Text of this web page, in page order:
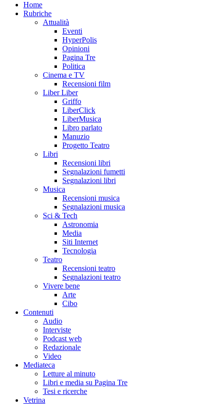
Home
Rubriche
Attualità
Eventi
HyperPolis
Opinioni
Pagina Tre
Politica
Cinema e TV
Recensioni film
Liber Liber
Griffo
LiberClick
LiberMusica
Libro parlato
Manuzio
Progetto Teatro
Libri
Recensioni libri
Segnalazioni fumetti
Segnalazioni libri
Musica
Recensioni musica
Segnalazioni musica
Sci & Tech
Astronomia
Media
Siti Internet
Tecnologia
Teatro
Recensioni teatro
Segnalazioni teatro
Vivere bene
Arte
Cibo
Contenuti
Audio
Interviste
Podcast web
Redazionale
Video
Mediateca
Letture al minuto
Libri e media su Pagina Tre
Tesi e ricerche
Vetrina